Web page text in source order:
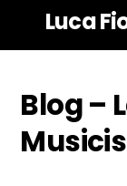
Luca
Blog –